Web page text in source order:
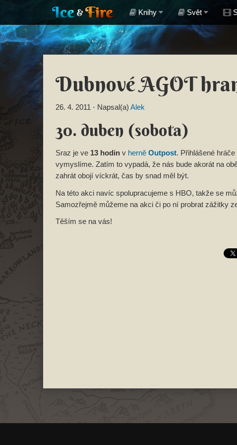
Knihy Svět
Dubnové AGOT
26. 4. 2011 ⋅ Napsal(a) Alek
30. duben (sobota)
Sraz je ve 13 hodin v herně Outpost. Přihlášené
vymyslíme. Zatím to vypadá, že nás bude akorát na
zahrát obojí víckrát, čas by snad měl být.
Na této akci navíc spolupracujeme s HBO, takže se
Samozřejmě můžeme na akci či po ní probrat zážitky
Těším se na vás!